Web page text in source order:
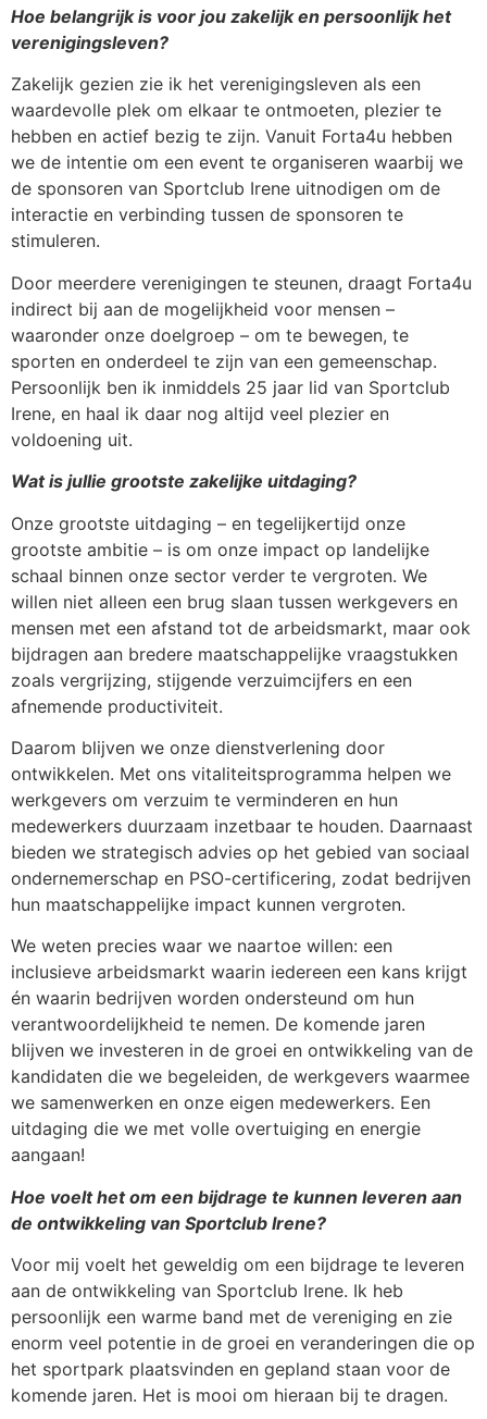
Hoe belangrijk is voor jou zakelijk en persoonlijk het
verenigingsleven?
Zakelijk gezien zie ik het verenigingsleven als een
waardevolle plek om elkaar te ontmoeten, plezier te
hebben en actief bezig te zijn. Vanuit Forta4u hebben
we de intentie om een event te organiseren waarbij we
de sponsoren van Sportclub Irene uitnodigen om de
interactie en verbinding tussen de sponsoren te
stimuleren.
Door meerdere verenigingen te steunen, draagt Forta4u
indirect bij aan de mogelijkheid voor mensen –
waaronder onze doelgroep – om te bewegen, te
sporten en onderdeel te zijn van een gemeenschap.
Persoonlijk ben ik inmiddels 25 jaar lid van Sportclub
Irene, en haal ik daar nog altijd veel plezier en
voldoening uit.
Wat is jullie grootste zakelijke uitdaging?
Onze grootste uitdaging – en tegelijkertijd onze
grootste ambitie – is om onze impact op landelijke
schaal binnen onze sector verder te vergroten. We
willen niet alleen een brug slaan tussen werkgevers en
mensen met een afstand tot de arbeidsmarkt, maar ook
bijdragen aan bredere maatschappelijke vraagstukken
zoals vergrijzing, stijgende verzuimcijfers en een
afnemende productiviteit.
Daarom blijven we onze dienstverlening door
ontwikkelen. Met ons vitaliteitsprogramma helpen we
werkgevers om verzuim te verminderen en hun
medewerkers duurzaam inzetbaar te houden. Daarnaast
bieden we strategisch advies op het gebied van sociaal
ondernemerschap en PSO-certificering, zodat bedrijven
hun maatschappelijke impact kunnen vergroten.
We weten precies waar we naartoe willen: een
inclusieve arbeidsmarkt waarin iedereen een kans krijgt
én waarin bedrijven worden ondersteund om hun
verantwoordelijkheid te nemen. De komende jaren
blijven we investeren in de groei en ontwikkeling van de
kandidaten die we begeleiden, de werkgevers waarmee
we samenwerken en onze eigen medewerkers. Een
uitdaging die we met volle overtuiging en energie
aangaan!
Hoe voelt het om een bijdrage te kunnen leveren aan
de ontwikkeling van Sportclub Irene?
Voor mij voelt het geweldig om een bijdrage te leveren
aan de ontwikkeling van Sportclub Irene. Ik heb
persoonlijk een warme band met de vereniging en zie
enorm veel potentie in de groei en veranderingen die op
het sportpark plaatsvinden en gepland staan voor de
komende jaren. Het is mooi om hieraan bij te dragen.